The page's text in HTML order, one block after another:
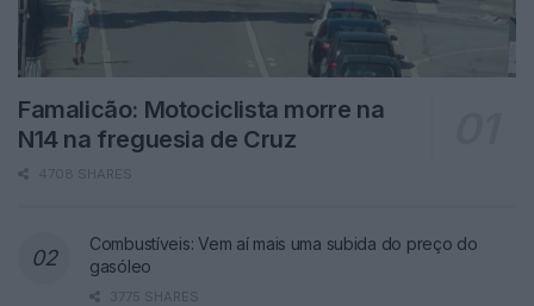
Famalicão: Motociclista morre na
N14 na freguesia de Cruz
4708 SHARES
Combustíveis: Vem aí mais uma subida do preço do
gasóleo
3775 SHARES